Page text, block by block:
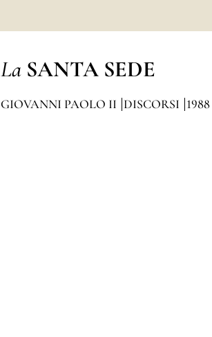
La SANTA SEDE
GIOVANNI PAOLO II DISCORSI 1988